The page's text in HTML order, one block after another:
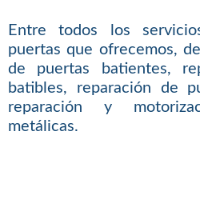
Entre todos los
puertas que ofrecemos,
de puertas batientes,
batibles, reparación de
reparación y
metálicas.